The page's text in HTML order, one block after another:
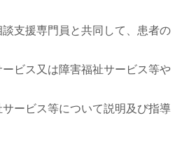
支援専門員と共同して、患者の
ビス又は障害福祉サービス等や
ービス等について説明及び指導